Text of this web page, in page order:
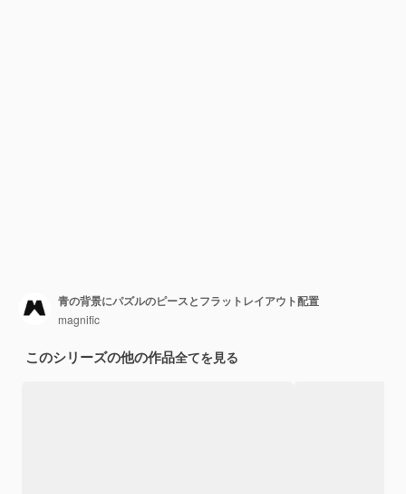
青の背景にパズルのピースとフラットレイアウト配置
magnific
このシリーズの他の作品全てを見る